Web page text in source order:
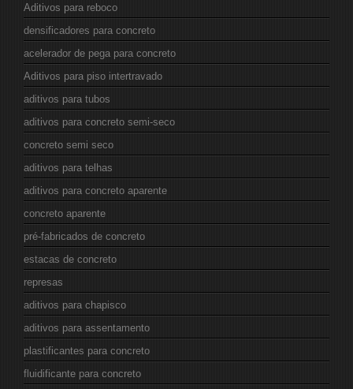
Aditivos para reboco
densificadores para concreto
acelerador de pega para concreto
Aditivos para piso intertravado
aditivos para tubos
aditivos para concreto semi-seco
concreto semi seco
aditivos para telhas
aditivos para concreto aparente
concreto aparente
pré-fabricados de concreto
estacas de concreto
represas
aditivos para chapisco
aditivos para assentamento
plastificantes para concreto
fluidificante para concreto